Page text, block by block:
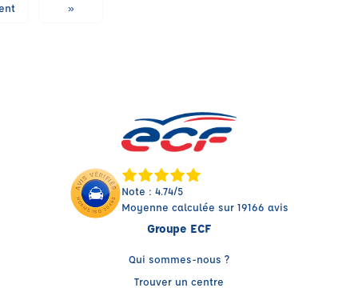
»
Note : 4.74/5
Moyenne calculée sur 19166 avis
Groupe ECF
Qui sommes-nous ?
Trouver un centre